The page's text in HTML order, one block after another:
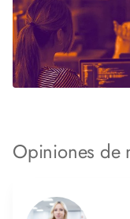
Opiniones de